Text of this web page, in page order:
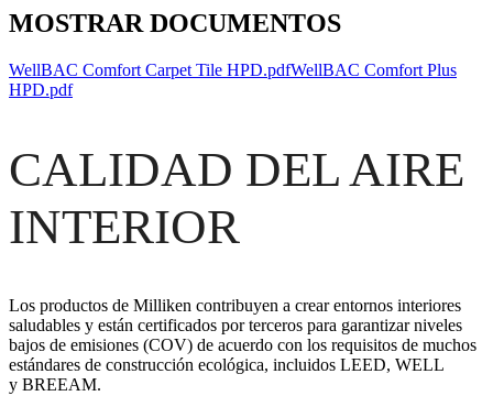
MOSTRAR DOCUMENTOS
WellBAC Comfort Carpet Tile HPD.pdfWellBAC Comfort Plus
HPD.pdf
CALIDAD DEL AIRE
INTERIOR
Los productos de Milliken contribuyen a crear entornos interiores
saludables y están certificados por terceros para garantizar niveles
bajos de emisiones (COV) de acuerdo con los requisitos de muchos
estándares de construcción ecológica, incluidos LEED, WELL
y BREEAM.